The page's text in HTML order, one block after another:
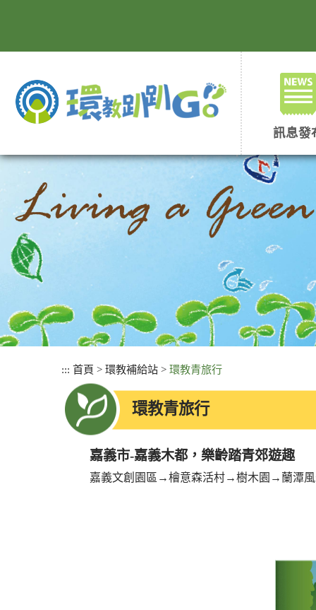
要
訊息發
::: 首頁 > 環教補給站 > 環教青旅行
環教青旅行
嘉義市-嘉義木都，樂齡踏青郊遊趣
嘉義文創園區→檜意森活村→樹木園→蘭潭